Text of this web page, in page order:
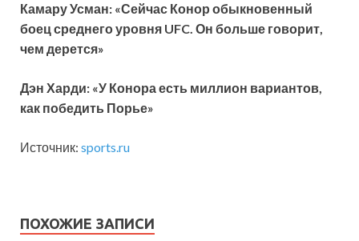
Камару Усман: «Сейчас Конор обыкновенный
боец среднего уровня UFC. Он больше говорит,
чем дерется»
Дэн Харди: «У Конора есть миллион вариантов,
как победить Порье»
Источник: sports.ru
ПОХОЖИЕ ЗАПИСИ